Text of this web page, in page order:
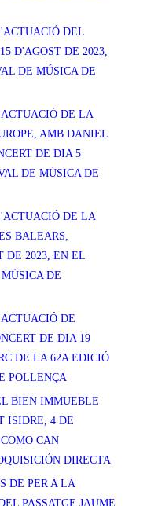
DEL
D'AGOST DE 2023,
DE MÚSICA DE
DE LA
AMB DANIEL
DE DIA 5
DE MÚSICA DE
DE LA
BALEARS,
DE 2023, EN EL
DE
DE
DE DIA 19
DE LA 62A EDICIÓ
POLLENÇA
BIEN IMMUEBLE
ISIDRE, 4 DE
CAN
DIRECTA
DE PER A LA
PASSATGE JAUME